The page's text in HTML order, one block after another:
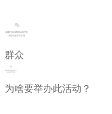
群众
为啥要举办此活动？